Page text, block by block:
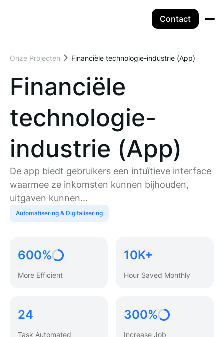
Contact
Onze Projecten Financiële technologie-industrie (App)
Financiële
technologie-
industrie (App)
De app biedt gebruikers een intuïtieve interface
waarmee ze inkomsten kunnen bijhouden,
uitgaven kunnen...
Automatisering & Digitalisering
600%
More Efficient
10K+
Hour Saved Monthly
24
Task Automated
300%
Increase Job